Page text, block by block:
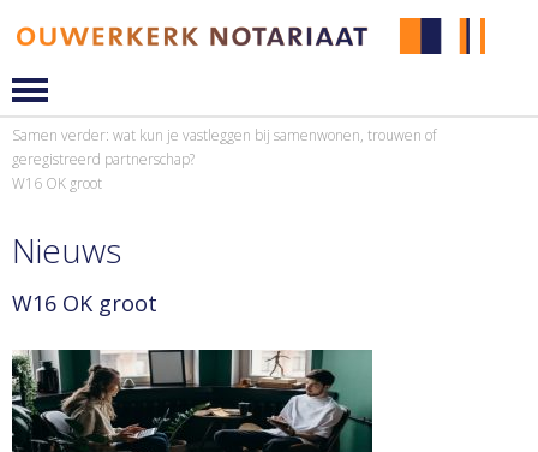
Samen verder: wat kun je vastleggen bij samenwonen, trouwen of
geregistreerd partnerschap?
W16 OK groot
Nieuws
W16 OK groot